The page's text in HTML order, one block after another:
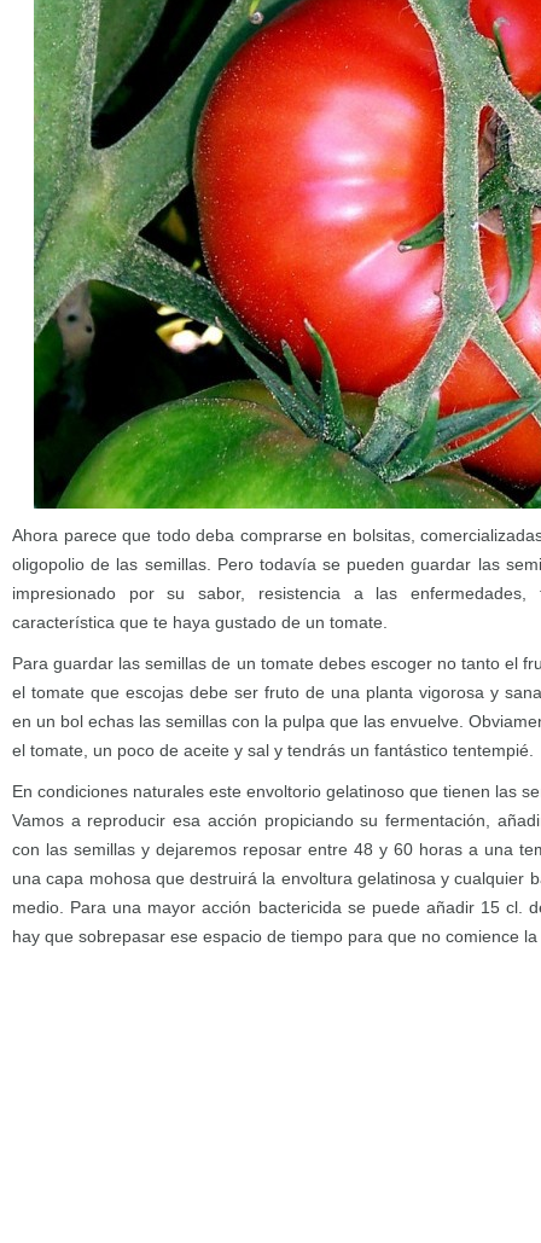
Ahora parece que todo deba comprarse en bolsitas,
oligopolio de las semillas. Pero todavía se pueden guardar las
impresionado por su sabor, resistencia a las
característica que te haya gustado de un tomate.
Para guardar las semillas de un tomate debes escoger no tanto el
el tomate que escojas debe ser fruto de una planta vigorosa y
en un bol echas las semillas con la pulpa que las envuelve.
el tomate, un poco de aceite y sal y tendrás un fantástico tentempié.
En condiciones naturales este envoltorio gelatinoso que tienen las
Vamos a reproducir esa acción propiciando su fermentación,
con las semillas y dejaremos reposar entre 48 y 60 horas a una
una capa mohosa que destruirá la envoltura gelatinosa y cualquier
medio. Para una mayor acción bactericida se puede añadir 15 cl.
hay que sobrepasar ese espacio de tiempo para que no comience